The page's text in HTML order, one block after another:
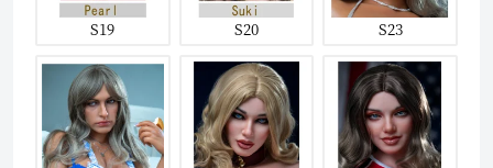
S19 S20 S23